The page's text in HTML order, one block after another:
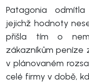
Patagonia
jejichž hodnoty
přišla tím o
zákazníkům peníze
v plánovaném
celé firmy v době,